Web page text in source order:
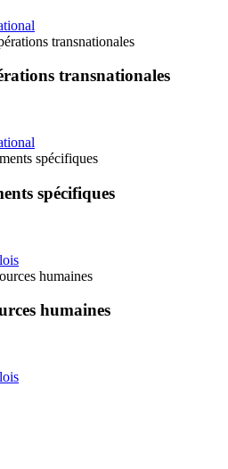
transnationales
transnationales
spécifiques
spécifiques
humaines
humaines